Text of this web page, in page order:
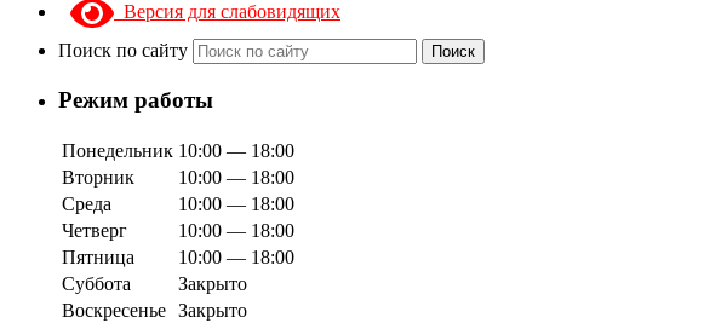
Версия для слабовидящих
Поиск по сайту
Поиск
Режим работы
Понедельник 10:00 — 18:00
Вторник
10:00 — 18:00
Среда
10:00 — 18:00
Четверг
10:00 — 18:00
Пятница
10:00 — 18:00
Суббота
Закрыто
Воскресенье Закрыто